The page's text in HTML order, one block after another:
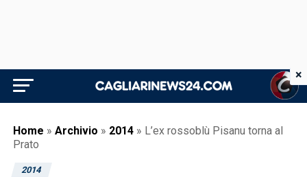
Home » Archivio » 2014 » L’ex rossoblù Pisanu torna al
Prato
2014
×